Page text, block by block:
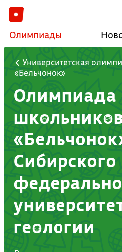
Олимпиады
Университетская
«Бельчонок»
Олимпиада
школьников
Сибирского
геологии